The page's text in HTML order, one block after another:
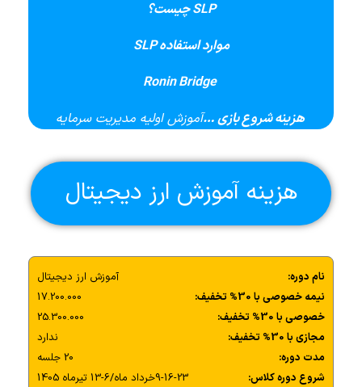
SLPچیست؟
موارد استفادهSLP
Ronin Bridge
هزینه شروع بازی …آموزش اولیه مدیریت سرمایه
هزینه آموزش ارز دیجیتال
نام دوره:
آموزش ارز دیجیتال
نیمه خصوصی با 30% تخفیف:
17.200.000
خصوصی با 30% تخفیف:
25.300.000
مجازی با 30% تخفیف:
ندارد
مدت دوره:
20 جلسه
شروع دوره کلاس:
9-16-23خرداد ماه/6-13 تیرماه 1405